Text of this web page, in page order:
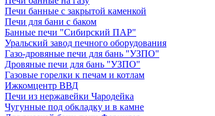
Печи банные с закрытой каменкой
Печи для бани с баком
Банные печи "Сибирский ПАР"
Уральский завод печного оборудования
Газо-дровяные печи для бань "УЗПО"
Дровяные печи для бань "УЗПО"
Газовые горелки к печам и котлам
Ижкомцентр ВВД
Печи из нержавейки Чародейка
Чугунные под обкладку и в камне